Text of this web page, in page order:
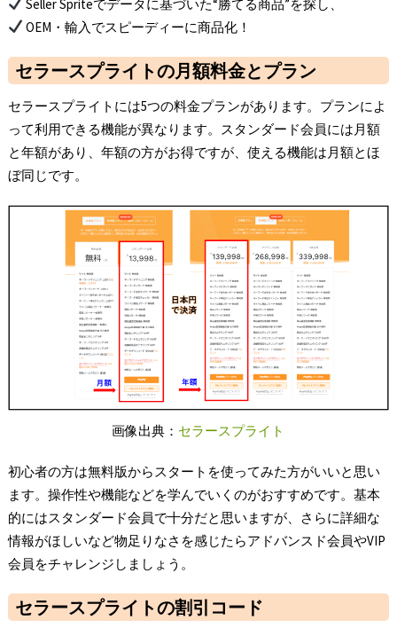
Seller Spriteでデータに基づいた“勝てる商品”を探し、
OEM・輸入でスピーディーに商品化！
セラースプライトの月額料金とプラン
セラースプライトには5つの料金プランがあります。プランによ
って利用できる機能が異なります。スタンダード会員には月額
と年額があり、年額の方がお得ですが、使える機能は月額とほ
ぼ同じです。
画像出典： セラースプライト
初心者の方は無料版からスタートを使ってみた方がいいと思い
ます。操作性や機能などを学んでいくのがおすすめです。基本
的にはスタンダード会員で十分だと思いますが、さらに詳細な
情報がほしいなど物足りなさを感じたらアドバンスド会員やVIP
会員をチャレンジしましょう。
セラースプライトの割引コード